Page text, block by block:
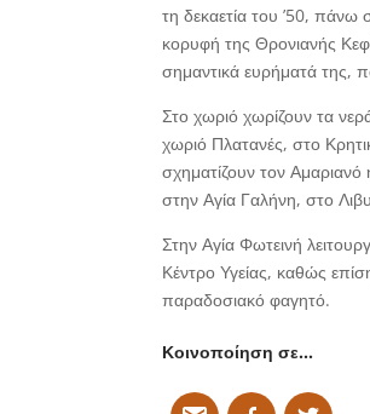
τη δεκαετία του ’50,
κορυφή της Θρονιανής
σημαντικά ευρήματά της,
Στο χωριό χωρίζουν τα
χωριό Πλατανές, στο
σχηματίζουν τον
στην Αγία Γαλήνη, στο
Στην Αγία Φωτεινή
Κέντρο Υγείας, καθώς
παραδοσιακό φαγητό.
Κοινοποίηση σε…